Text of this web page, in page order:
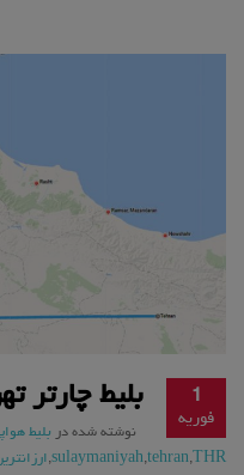
1
فوریه
بلیط چارتر
نوشته شده در بلیط
sulaymaniyah,tehran,THR
,